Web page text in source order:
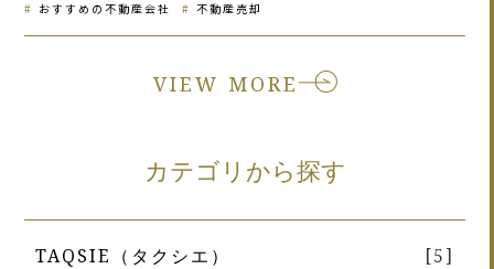
おすすめの不動産会社 不動産売却
VIEW MORE
カテゴリから探す
TAQSIE（タクシエ）
[5]